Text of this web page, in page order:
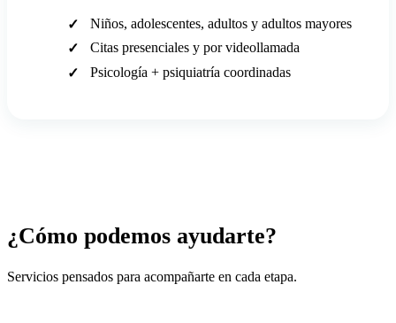
Niños, adolescentes, adultos y adultos mayores
Citas presenciales y por videollamada
Psicología + psiquiatría coordinadas
¿Cómo podemos ayudarte?
Servicios pensados para acompañarte en cada etapa.